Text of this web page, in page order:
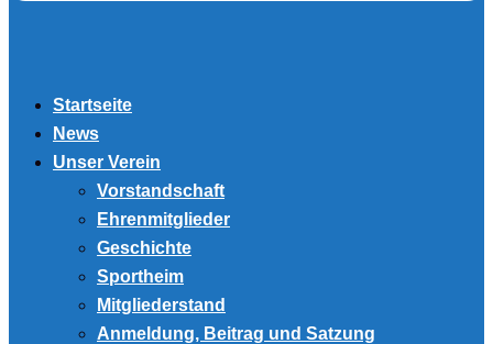
Startseite
News
Unser Verein
Vorstandschaft
Ehrenmitglieder
Geschichte
Sportheim
Mitgliederstand
Anmeldung, Beitrag und Satzung